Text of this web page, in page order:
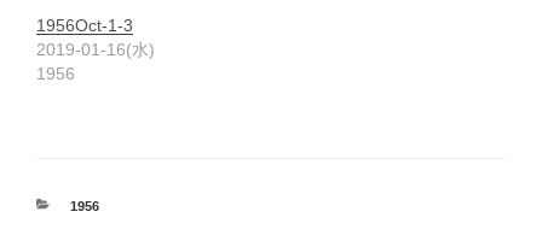
1956Oct-1-3
2019-01-16(水)
1956
カ
1956